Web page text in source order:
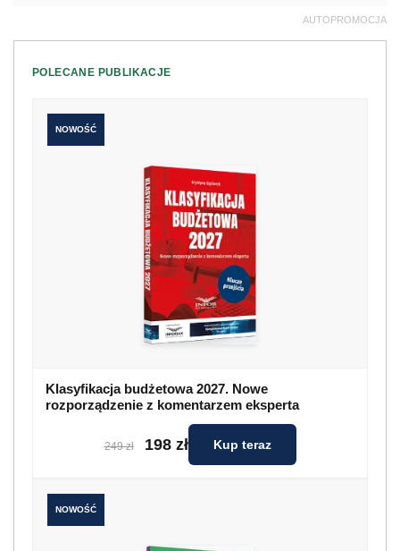
AUTOPROMOCJA
POLECANE PUBLIKACJE
NOWOŚĆ
Klasyfikacja budżetowa 2027. Nowe
rozporządzenie z komentarzem eksperta
249 zł 198 zł Kup teraz
NOWOŚĆ